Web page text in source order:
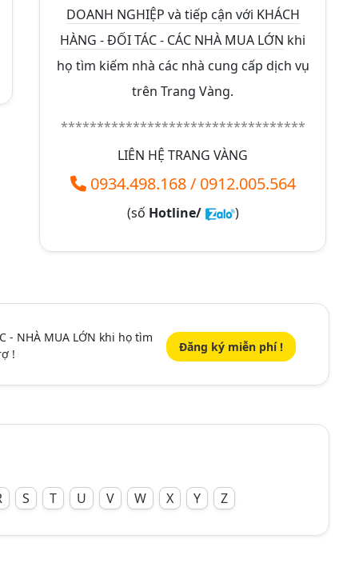
DOANH NGHIỆP và tiếp cận với KHÁCH
HÀNG - ĐỐI TÁC - CÁC NHÀ MUA LỚN khi
họ tìm kiếm nhà các nhà cung cấp dịch vụ
trên Trang Vàng.
**********************************
LIÊN HỆ TRANG VÀNG
0934.498.168/ 0912.005.564
(số Hotline/ )
- NHÀ MUA LỚN khi họ tìm
! Đăng ký miễn phí !
S T U V W X Y Z